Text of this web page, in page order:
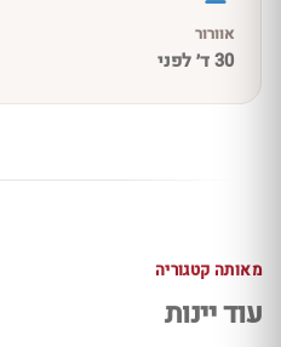
אוורור
30 ד׳ לפני
מאותה קטגוריה
עוד יינות